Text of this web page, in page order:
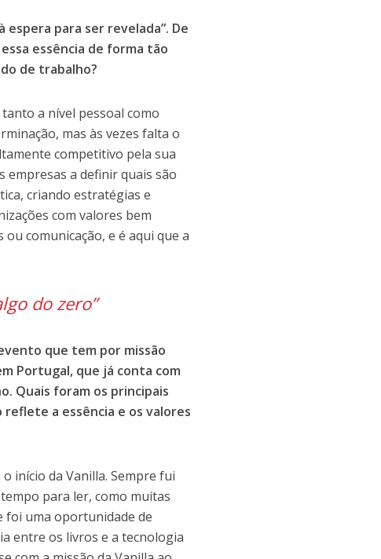
espera para ser revelada”. De
essência de forma tão
de trabalho?
a nível pessoal como
mas às vezes falta o
competitivo pela sua
empresas a definir quais são
criando estratégias e
com valores bem
comunicação, e é aqui que a
do zero”
que tem por missão
Portugal, que já conta com
Quais foram os principais
a essência e os valores
início da Vanilla. Sempre fui
para ler, como muitas
foi uma oportunidade de
entre os livros e a tecnologia